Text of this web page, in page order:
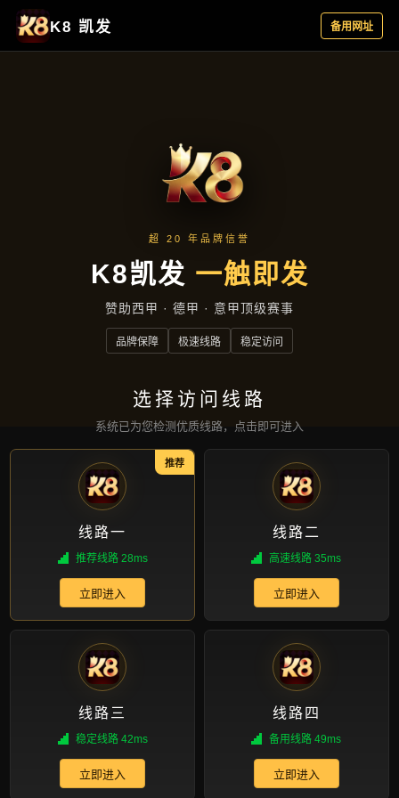
项目成果
首页 项目成果